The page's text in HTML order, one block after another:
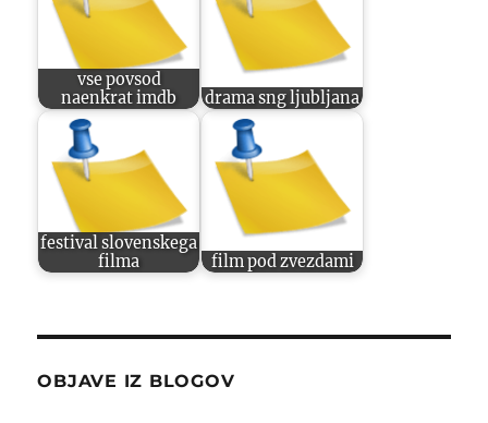
vse povsod
naenkrat imdb
drama sng ljubljana
festival slovenskega
filma
film pod zvezdami
OBJAVE IZ BLOGOV